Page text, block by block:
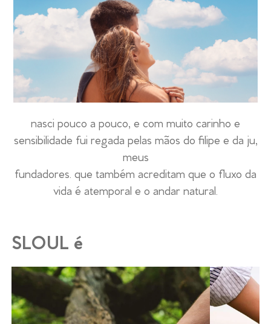
nasci pouco a pouco, e com muito carinho e
sensibilidade fui regada pelas mãos do filipe e da ju,
meus
fundadores. que também acreditam que o fluxo da
vida é atemporal e o andar natural.
SLOUL é